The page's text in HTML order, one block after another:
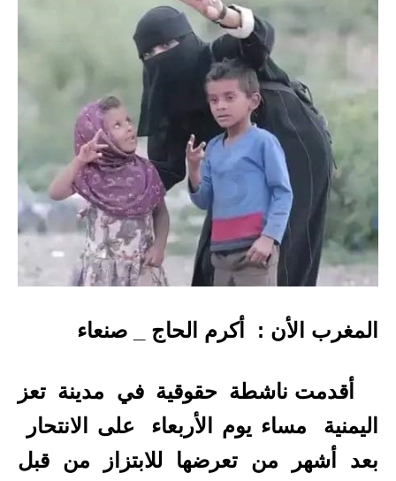
المغرب الأن : أكرم الحاج _ صنعاء
أقدمت ناشطة حقوقية في مدينة تعز
اليمنية مساء يوم الأربعاء على الانتحار
بعد أشهر من تعرضها للابتزاز من قبل